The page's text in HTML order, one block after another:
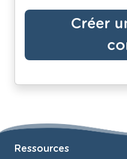
Créer
Ressources